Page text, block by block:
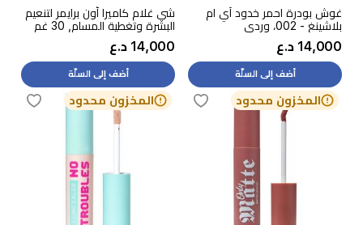
غوش بودرة احمر خدود آي ام
بلاشينغ - 002، وردي
14,000 د.ع
أضف إلى السلّة
شي غلام كاميرا أون برايمر لتنعيم
البشرة وتغطية المسام, 30 غم
14,000 د.ع
أضف إلى السلّة
المخزون محدود المخزون محدود